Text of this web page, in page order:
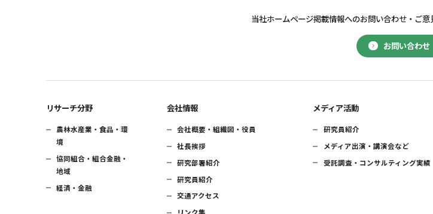
お問い合わせ
当社ホームページ掲載情報へのお問い合わせ・ ご意
リサーチ分野
農林水産業・食品・環
境
協同組合・組合金融・
地域
経済・金融
会社情報
会社概要・組織図・役員
社長挨拶
研究部署紹介
研究員紹介
交通アクセス
メディア活動
研究員紹介
メディア出演・講演会など
受託調査・コンサルティング実績